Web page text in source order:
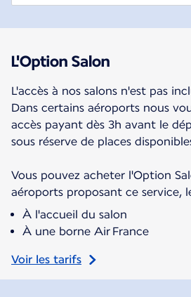
L'Option Salon
L'accès à nos salons n'est pas
Dans certains aéroports nous
accès payant dès 3h avant le
sous réserve de places
Vous pouvez acheter l'Option
aéroports proposant ce service,
À l'accueil du salon
À une borne Air France
Voir les tarifs